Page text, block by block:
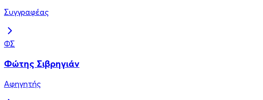
Συγγραφέας
ΦΣ
Φώτης Σιβρηγιάν
Αφηγητής